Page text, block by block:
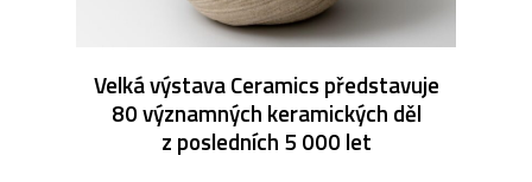
Velká výstava Ceramics představuje
80 významných keramických děl
z posledních 5 000 let